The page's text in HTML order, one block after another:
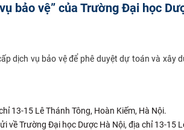
bảo vệ” của Trường Đại học
dịch vụ bảo vệ để phê duyệt dự toán và xây
13-15 Lê Thánh Tông, Hoàn Kiếm, Hà Nội.
về Trường Đại học Dược Hà Nội, địa chỉ 13-15